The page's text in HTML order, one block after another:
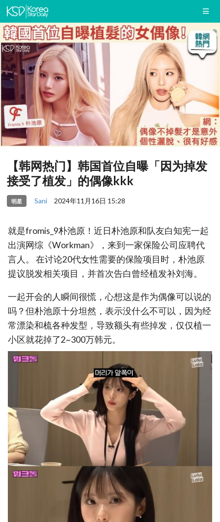
【韩网热门】韩国首位自曝「因为掉发
接受了植发」的偶像kkk
明星 Sani 2024年11月16日 15:28
就是fromis_9朴池原！近日朴池原和队友白知宪一起
出演网综《Workman》，来到一家保险公司应聘代
言人。 在讨论20代女性需要的保险项目时，朴池原
提议脱发相关项目，并首次告白曾经植发补刘海。
一起开会的人瞬间很慌，心想这是作为偶像可以说的
吗？但朴池原十分坦然，表示没什么不可以，因为经
常漂染和梳各种发型，导致额头有些掉发，仅仅植一
小区就花掉了2~300万韩元。